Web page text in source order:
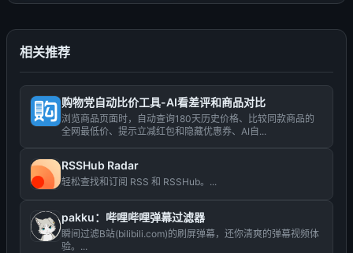
相关推荐
购物党自动比价工具-AI看差评和商品对比
浏览商品页面时，自动查询180天历史价格、比较同款商品的
全网最低价、提示立减红包和隐藏优惠券、AI自...
RSSHub Radar
轻松查找和订阅 RSS 和 RSSHub。...
pakku：哔哩哔哩弹幕过滤器
瞬间过滤B站(bilibili.com)的刷屏弹幕，还你清爽的弹幕视频体
验。...